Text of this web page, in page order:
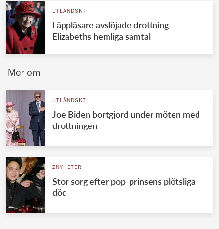
Thailändska kungahuset
Marockanska kungahuset
UTLÄNDSKT
Läppläsare avslöjade drottning
Elizabeths hemliga samtal
Mer om
UTLÄNDSKT
Joe Biden bortgjord under möten med
drottningen
ZNYHETER
Stor sorg efter pop-prinsens plötsliga
död